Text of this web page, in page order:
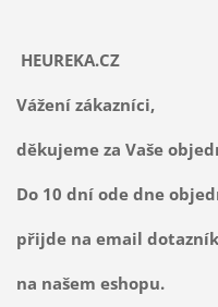
HEUREKA.CZ
Vážení zákazníci,
děkujeme za Vaše
Do 10 dní ode dne
přijde na email
na našem eshopu.